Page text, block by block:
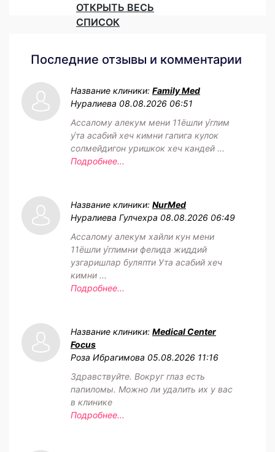
ОТКРЫТЬ ВЕСЬ
СПИСОК
Последние отзывы и комментарии
Название клиники: Family Med
Нуралиева 08.08.2026 06:51
Ассалому алекум мени 11ёшли у́глим
у́та асабий хеч кимни гапига кулок
солмейдигон уришкок хеч кандей ...
Подробнее...
Название клиники: NurMed
Нуралиева Гулчехра 08.08.2026 06:49
Ассалому алекум хайли кун мени
11ёшли у́глимни фелида жиддий
узгаришлар буляпти Ута асабий хеч
кимни ...
Подробнее...
Название клиники: Medical Center
Focus
Роза Ибрагимова 05.08.2026 11:16
Здравствуйте. Вокруг глаз есть
папиломы. Можно ли удалить их у вас
в клинике
Подробнее...